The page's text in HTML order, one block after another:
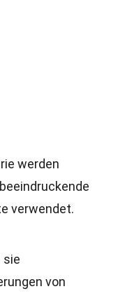
werden
verwendet.
sie
von